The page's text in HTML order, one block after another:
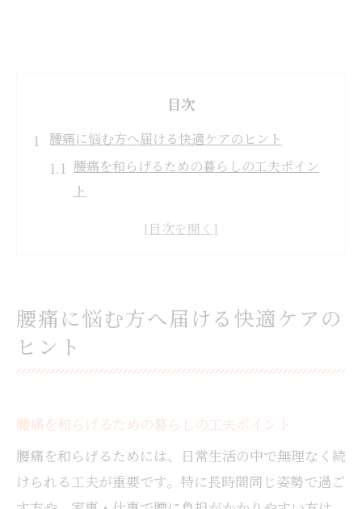
目次
腰痛に悩む方へ届ける快適ケアのヒント
腰痛を和らげるための暮らしの工夫ポイン
ト
自宅で試せる腰痛軽減グッズの選び方
腰痛軽減グッズの選び方と注意点を徹底解
説
腰痛対策のためのグッズ活用術と日常の工
夫
腰痛を和らげるグッズ購入時のチェックリ
腰痛に悩む方へ届ける快適ケアの
ヒント
腰痛を和らげるための暮らしの工夫ポイント
腰痛を和らげるためには、日常生活の中で無理なく続
けられる工夫が重要です。特に長時間同じ姿勢で過ご